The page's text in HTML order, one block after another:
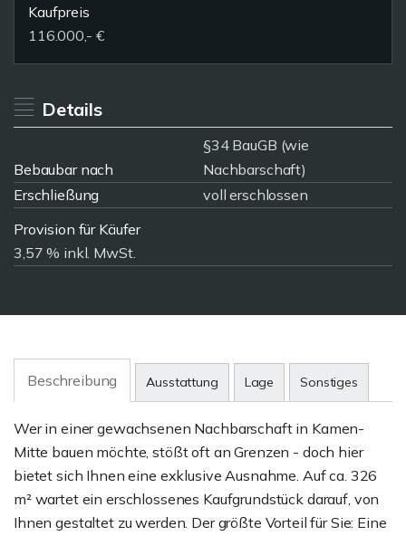
Kaufpreis
116.000,- €
Details
Bebaubar nach
§34 BauGB (wie
Nachbarschaft)
Erschließung
voll erschlossen
Provision für Käufer
3,57 % inkl. MwSt.
Beschreibung Ausstattung Lage Sonstiges
Wer in einer gewachsenen Nachbarschaft in Kamen-
Mitte bauen möchte, stößt oft an Grenzen - doch hier
bietet sich Ihnen eine exklusive Ausnahme. Auf ca. 326
m² wartet ein erschlossenes Kaufgrundstück darauf, von
Ihnen gestaltet zu werden. Der größte Vorteil für Sie: Eine